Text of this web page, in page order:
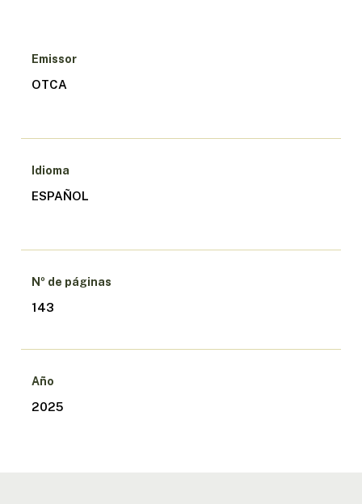
Emissor
OTCA
Idioma
ESPAÑOL
Nº de páginas
143
Año
2025